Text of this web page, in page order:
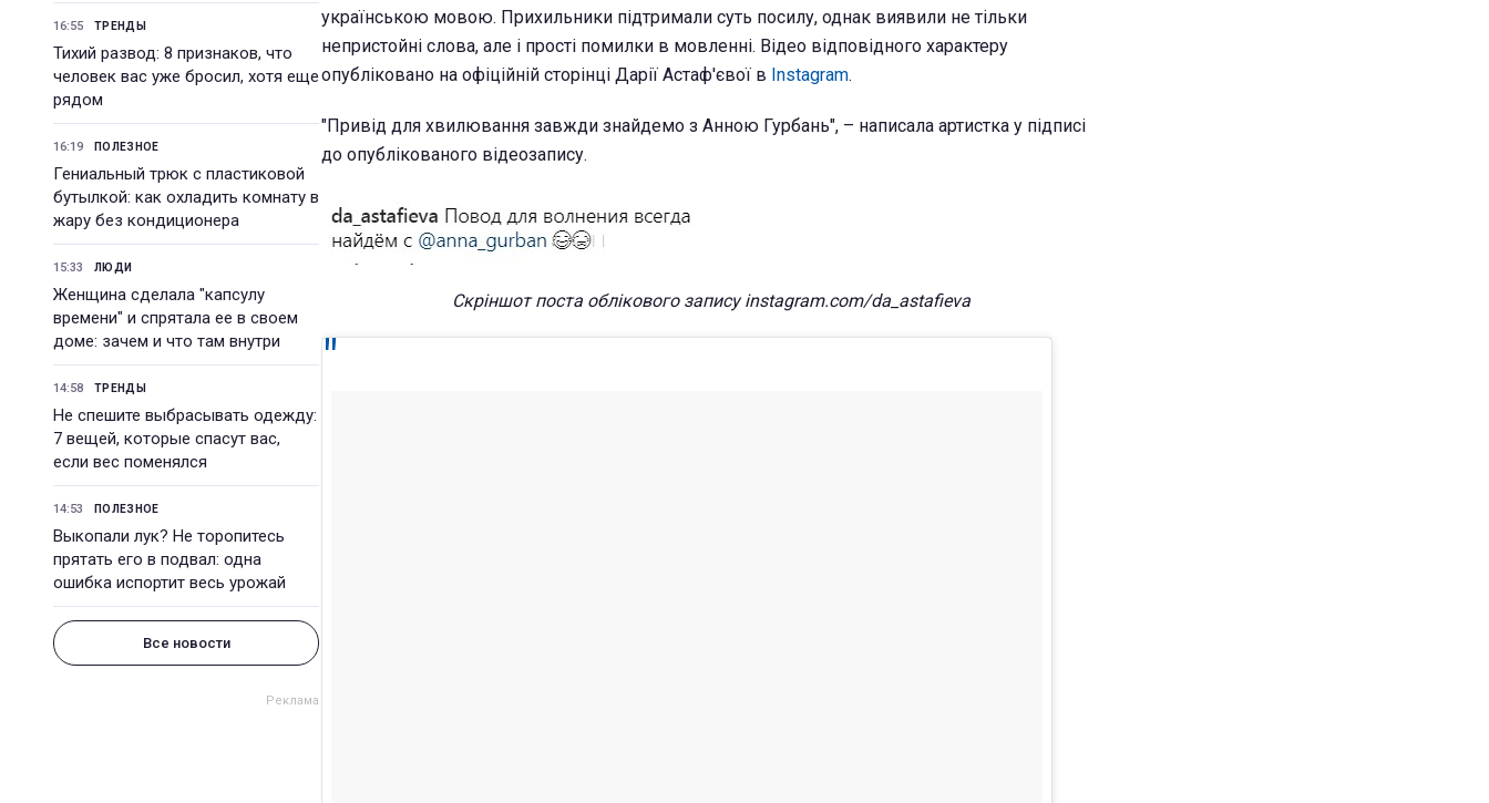
16:55 ТРЕНДЫ
Тихий развод: 8 признаков, что
человек вас уже бросил, хотя еще
рядом
16:19 ПОЛЕЗНОЕ
Гениальный трюк с пластиковой
бутылкой: как охладить комнату в
жару без кондиционера
15:33 ЛЮДИ
Женщина сделала "капсулу
времени" и спрятала ее в своем
доме: зачем и что там внутри
14:58 ТРЕНДЫ
Не спешите выбрасывать одежду:
7 вещей, которые спасут вас,
если вес поменялся
14:53 ПОЛЕЗНОЕ
Выкопали лук? Не торопитесь
прятать его в подвал: одна
ошибка испортит весь урожай
Все новости
українською мовою. Прихильники підтримали суть посилу, однак виявили не тільки
непристойні слова, але і прості помилки в мовленні. Відео відповідного характеру
опубліковано на офіційній сторінці Дарії Астаф'євої в Instagram.
"Привід для хвилювання завжди знайдемо з Анною Гурбань", – написала артистка у підписі
до опублікованого відеозапису.
Скріншот поста облікового запису instagram.com/da_astafieva